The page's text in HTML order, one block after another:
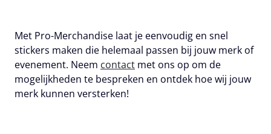
Met Pro-Merchandise laat je eenvoudig en snel
stickers maken die helemaal passen bij jouw merk of
evenement. Neem contact met ons op om de
mogelijkheden te bespreken en ontdek hoe wij jouw
merk kunnen versterken!